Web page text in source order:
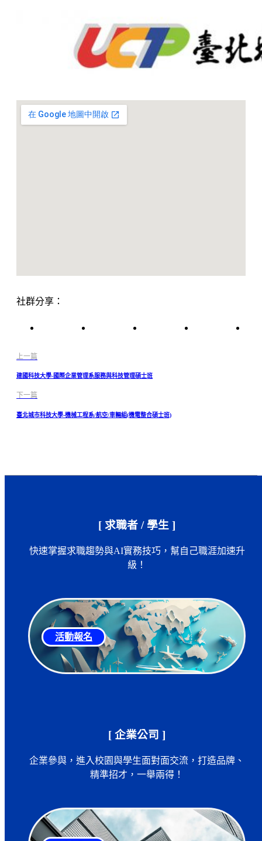
社群分享：
上一篇
建國科技大學-國際企業管理系服務與科技管理碩士班
下一篇
臺北城市科技大學-機械工程系/航空/車輛組(機電整合碩士班)
[ 求職者 / 學生 ]
快速掌握求職趨勢與AI實務技巧，幫自己職涯加速升
級！
活動報名
[ 企業公司 ]
企業參與，進入校園與學生面對面交流，打造品牌、
精準招才，一舉兩得！